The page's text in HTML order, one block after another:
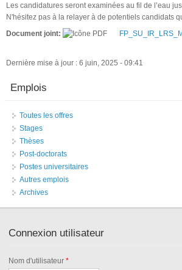
Les candidatures seront examinées au fil de l’eau
N'hésitez pas à la relayer à de potentiels candidats
Document joint:
Dernière mise à jour : 6 juin, 2025 - 09:41
Emplois
Toutes les offres
Stages
Thèses
Post-doctorats
Postes universitaires
Autres emplois
Archives
Connexion utilisateur
Nom d'utilisateur*